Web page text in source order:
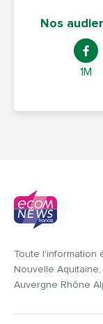
Nos
1M
Toute l'information
Nouvelle
Auvergne Rhône